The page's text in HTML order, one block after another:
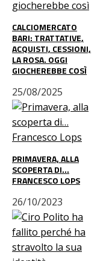
CALCIOMERCATO
BARI: TRATTATIVE,
ACQUISTI, CESSIONI,
LA ROSA. OGGI
GIOCHEREBBE COSÌ
25/08/2025
PRIMAVERA, ALLA
SCOPERTA DI…
FRANCESCO LOPS
26/10/2023